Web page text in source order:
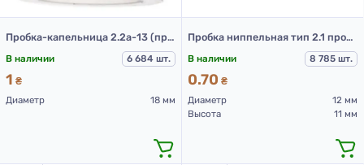
Пробка-капельница 2.2а-13 (прозрачный)
В наличии 6 684 шт.
1 ₴
Диаметр
18 мм
Пробка ниппельная тип 2.1 прозрачная
В наличии 8 785 шт.
0.70 ₴
Диаметр
12 мм
Высота
11 мм